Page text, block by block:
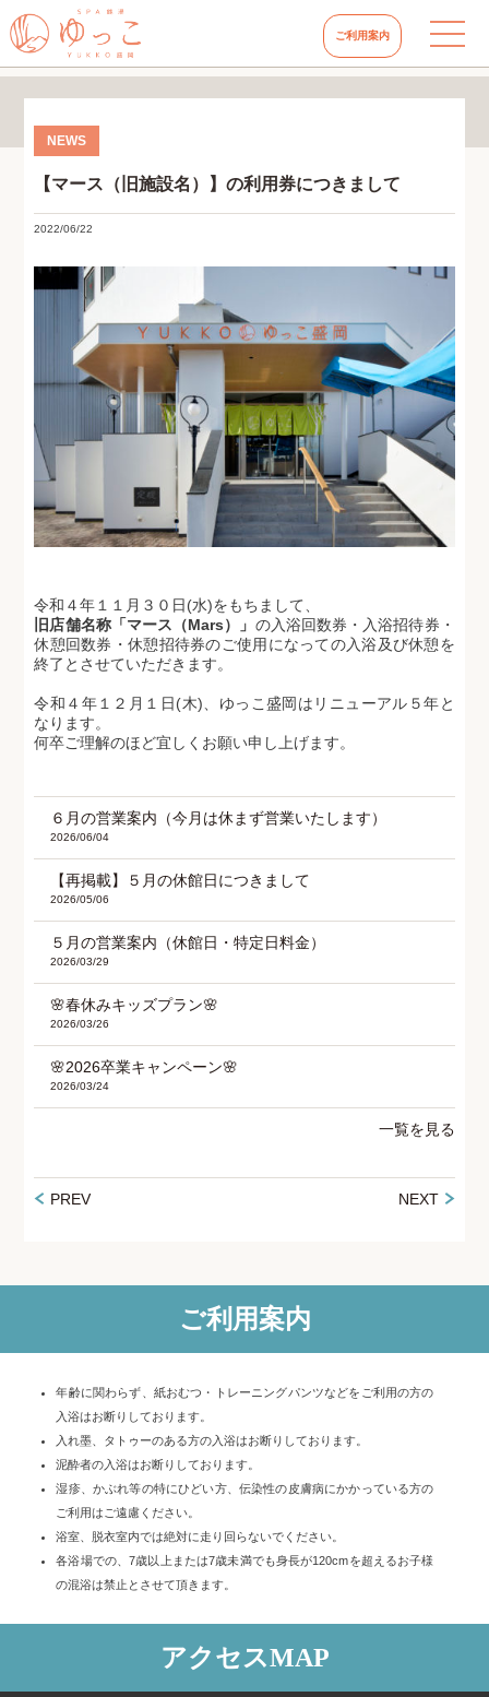
ご利用案内
【マース（旧施設名）】の利用券につきまして
2022/06/22
令和４年１１月３０日(水)をもちまして、
旧店舗名称「マース（Mars）」 の入浴回数券・入浴招待券・
休憩回数券・休憩招待券のご使用になっての入浴及び休憩を
終了とさせていただきます。
令和４年１２月１日(木)、ゆっこ盛岡はリニューアル５年と
なります。
何卒ご理解のほど宜しくお願い申し上げます。
６月の営業案内（今月は休まず営業いたします）
2026/06/04
【再掲載】５月の休館日につきまして
2026/05/06
５月の営業案内（休館日・特定日料金）
2026/03/29
🌸春休みキッズプラン🌸
2026/03/26
🌸2026卒業キャンペーン🌸
2026/03/24
一覧を見る
PREV NEXT
ご利用案内
年齢に関わらず、紙おむつ・トレーニングパンツなどをご利用の方の
入浴はお断りしております。
入れ墨、タトゥーのある方の入浴はお断りしております。
泥酔者の入浴はお断りしております。
湿疹、かぶれ等の特にひどい方、伝染性の皮膚病にかかっている方の
ご利用はご遠慮ください。
浴室、脱衣室内では絶対に走り回らないでください。
各浴場での、7歳以上または7歳未満でも身長が120cmを超えるお子様
の混浴は禁止とさせて頂きます。
アクセスMAP